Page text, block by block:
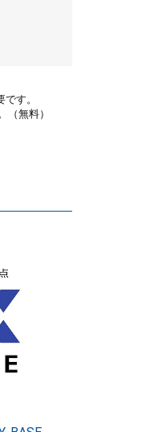
す。
無料）